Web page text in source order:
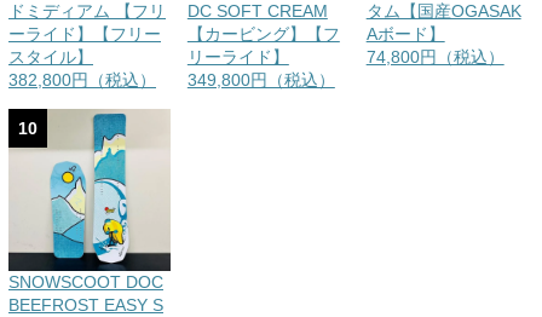
ドミディアム 【フリ
ーライド】【フリー
スタイル】
382,800円（税込）
DC SOFT CREAM
【カービング】【フ
リーライド】
349,800円（税込）
タム【国産OGASAK
Aボード】
74,800円（税込）
10
SNOWSCOOT DOC
BEEFROST EASY S